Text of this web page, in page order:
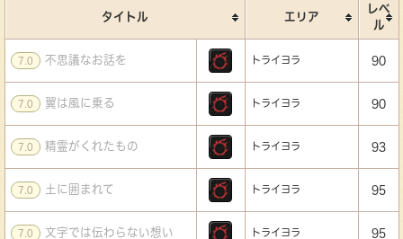
タイトル エリア
レベ
ル
7.0 不思議なお話を トライヨラ 90
7.0 翼は風に乗る トライヨラ 90
7.0 精霊がくれたもの トライヨラ 93
7.0 土に囲まれて トライヨラ 95
7.0 文字では伝わらない想い トライヨラ 95